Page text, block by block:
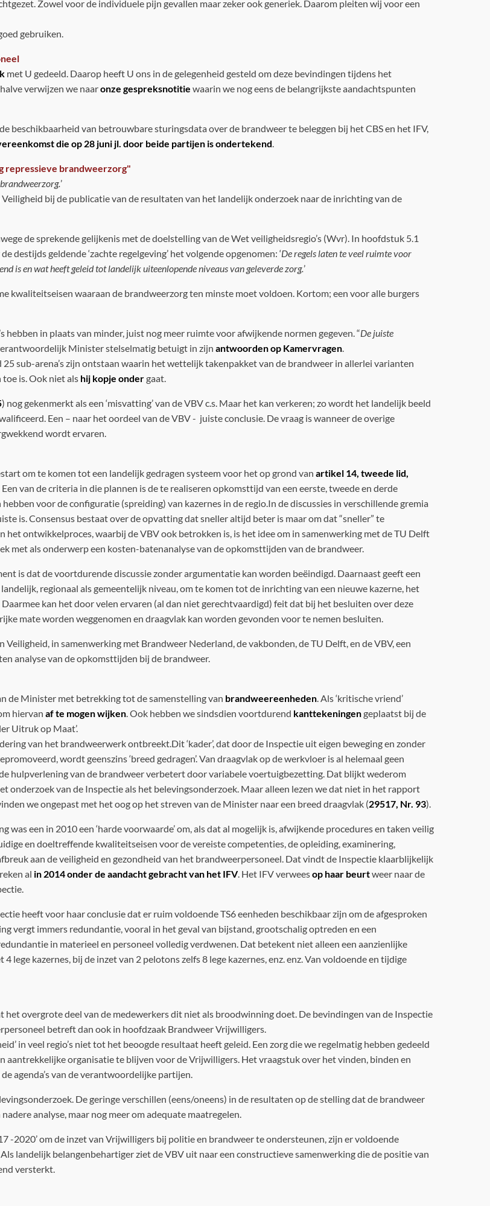
Zowel voor de individuele pijn gevallen maar zeker ook generiek. Daarom pleiten wij voor een
gebruiken.
met U gedeeld. Daarop heeft U ons in de gelegenheid gesteld om deze bevindingen tijdens het
verwijzen we naaronze gespreksnotitie waarin we nog eens de belangrijkste aandachtspunten
beschikbaarheid van betrouwbare sturingsdata over de brandweer te beleggen bij het CBS en het IFV,
die op 28 juni jl. door beide partijen is ondertekend.
repressieve brandweerzorg"
’
bij de publicatie van de resultaten van het landelijk onderzoek naar de inrichting van de
de sprekende gelijkenis met de doelstelling van de Wet veiligheidsregio’s (Wvr). In hoofdstuk 5.1
destijds geldende ‘zachte regelgeving’ het volgende opgenomen: ‘De regels laten te veel ruimte voor
is en wat heeft geleid tot landelijk uiteenlopende niveaus van geleverde zorg.’
kwaliteitseisen waaraan de brandweerzorg ten minste moet voldoen. Kortom; een voor alle burgers
in plaats van minder, juist nog meer ruimte voor afwijkende normen gegeven. “De juiste
Minister stelselmatig betuigt in zijn antwoorden op Kamervragen.
sub-arena’s zijn ontstaan waarin het wettelijk takenpakket van de brandweer in allerlei varianten
is. Ook niet als hij kopje ondergaat.
) nog gekenmerkt als een ‘misvatting’ van de VBV c.s. Maar het kan verkeren; zo wordt het landelijk beeld
Een – naar het oordeel van de VBV - juiste conclusie. De vraag is wanneer de overige
wordt ervaren.
om te komen tot een landelijk gedragen systeem voor het op grond van artikel 14, tweede lid,
van de criteria in die plannen is de te realiseren opkomsttijd van een eerste, tweede en derde
voor de configuratie (spreiding) van kazernes in de regio.In de discussies in verschillende gremia
is. Consensus bestaat over de opvatting dat sneller altijd beter is maar om dat “sneller” te
het ontwikkelproces, waarbij de VBV ook betrokken is, is het idee om in samenwerking met de TU Delft
met als onderwerp een kosten-batenanalyse van de opkomsttijden van de brandweer.
is dat de voortdurende discussie zonder argumentatie kan worden beëindigd. Daarnaast geeft een
regionaal als gemeentelijk niveau, om te komen tot de inrichting van een nieuwe kazerne, het
kan het door velen ervaren (al dan niet gerechtvaardigd) feit dat bij het besluiten over deze
mate worden weggenomen en draagvlak kan worden gevonden voor te nemen besluiten.
in samenwerking met Brandweer Nederland, de vakbonden, de TU Delft, en de VBV, een
analyse van de opkomsttijden bij de brandweer.
de Minister met betrekking tot de samenstelling van brandweereenheden. Als ‘kritische vriend’
hiervan af te mogen wijken. Ook hebben we sindsdien voortdurend kanttekeningengeplaatst bij de
Uitruk op Maat’.
van het brandweerwerk ontbreekt.Dit ‘kader’, dat door de Inspectie uit eigen beweging en zonder
wordt geenszins ‘breed gedragen’. Van draagvlak op de werkvloer is al helemaal geen
hulpverlening van de brandweer verbetert door variabele voertuigbezetting. Dat blijkt wederom
onderzoek van de Inspectie als het belevingsonderzoek. Maar alleen lezen we dat niet in het rapport
we ongepast met het oog op het streven van de Minister naar een breed draagvlak (29517, Nr. 93).
een in 2010 een ‘harde voorwaarde’ om, als dat al mogelijk is, afwijkende procedures en taken veilig
en doeltreffende kwaliteitseisen voor de vereiste competenties, de opleiding, examinering,
aan de veiligheid en gezondheid van het brandweerpersoneel. Dat vindt de Inspectie klaarblijkelijk
al in 2014 onder de aandacht gebracht van het IFV. Het IFV verweesop haar beurtweer naar de
heeft voor haar conclusie dat er ruim voldoende TS6 eenheden beschikbaar zijn om de afgesproken
vergt immers redundantie, vooral in het geval van bijstand, grootschalig optreden en een
in materieel en personeel volledig verdwenen. Dat betekent niet alleen een aanzienlijke
lege kazernes, bij de inzet van 2 pelotons zelfs 8 lege kazernes, enz. enz. Van voldoende en tijdige
overgrote deel van de medewerkers dit niet als broodwinning doet. De bevindingen van de Inspectie
betreft dan ook in hoofdzaak Brandweer Vrijwilligers.
in veel regio’s niet tot het beoogde resultaat heeft geleid. Een zorg die we regelmatig hebben gedeeld
aantrekkelijke organisatie te blijven voor de Vrijwilligers. Het vraagstuk over het vinden, binden en
agenda’s van de verantwoordelijke partijen.
De geringe verschillen (eens/oneens) in de resultaten op de stelling dat de brandweer
analyse, maar nog meer om adequate maatregelen.
-2020’ om de inzet van Vrijwilligers bij politie en brandweer te ondersteunen, zijn er voldoende
landelijk belangenbehartiger ziet de VBV uit naar een constructieve samenwerking die de positie van
versterkt.